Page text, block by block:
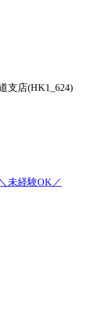
支店(HK1_624)
未経験OK／